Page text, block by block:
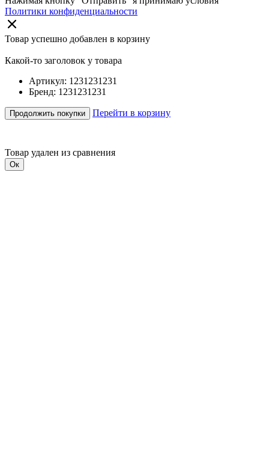
Политики конфиденциальности
Товар успешно добавлен в корзину
Какой-то заголовок у товара
Артикул: 1231231231
Бренд: 1231231231
Продолжить покупки Перейти в корзину
Товар удален из сравнения
Ок